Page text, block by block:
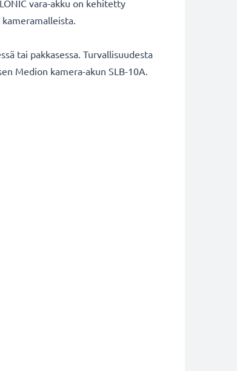
vara-akku on kehitetty
tai pakkasessa. Turvallisuudesta
Medion kamera-akun SLB-10A.